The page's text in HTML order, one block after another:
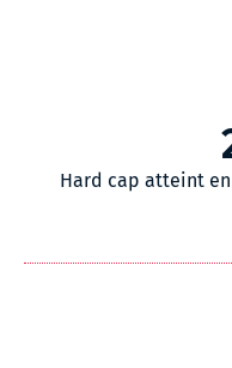
Hard cap atteint